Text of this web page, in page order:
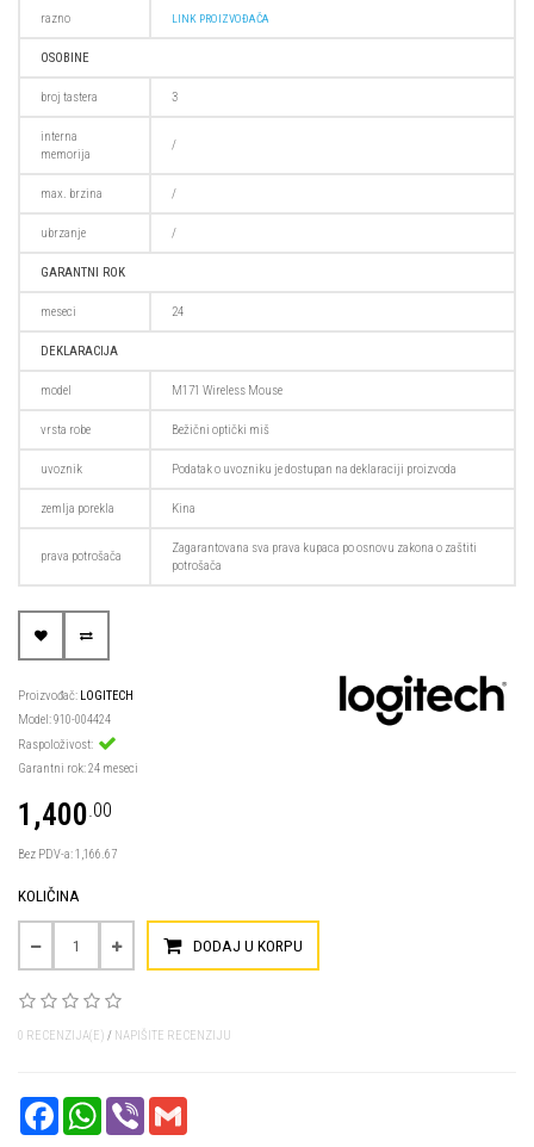
razno LINK PROIZVOĐAČA
OSOBINE
broj tastera 3
interna
memorija
/
max. brzina /
ubrzanje /
GARANTNI ROK
meseci 24
DEKLARACIJA
model M171 Wireless Mouse
vrsta robe Bežični optički miš
uvoznik Podatak o uvozniku je dostupan na deklaraciji proizvoda
zemlja porekla Kina
prava potrošača
Zagarantovana sva prava kupaca po osnovu zakona o zaštiti
potrošača
Proizvođač: LOGITECH
Model: 910-004424
Raspoloživost:
Garantni rok: 24 meseci
1,400.00
Bez PDV-a: 1,166.67
KOLIČINA
DODAJ U KORPU
0 RECENZIJA(E) / NAPIŠITE RECENZIJU
FACEBOOKWHATSAPPVIBER